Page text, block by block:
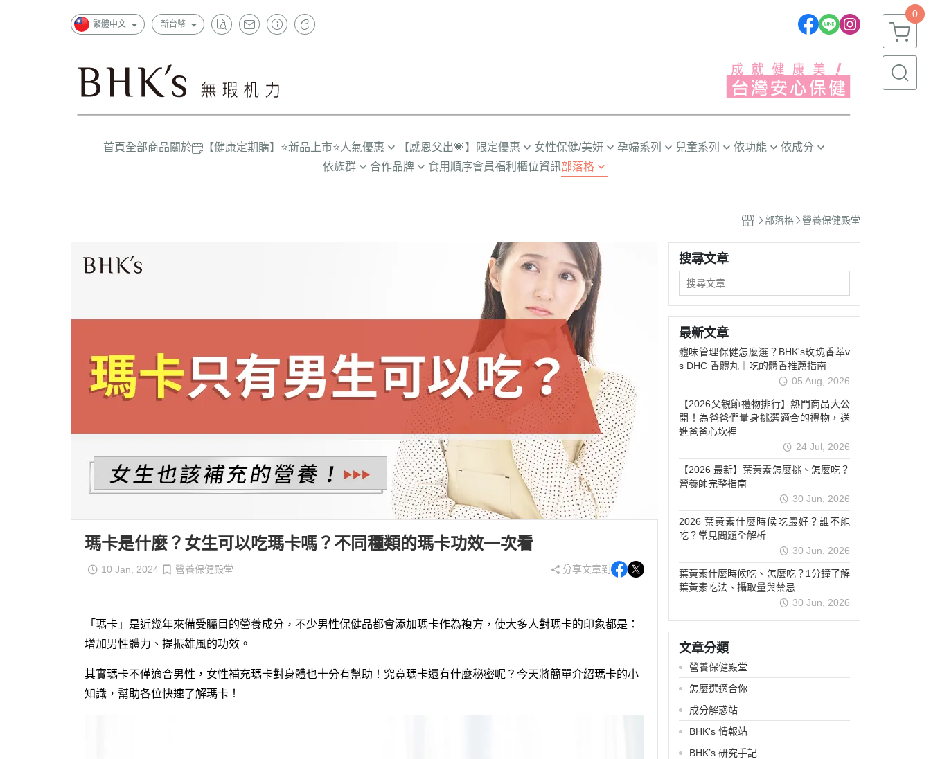
繁體中文 新台幣
0
首頁全部商品關於 【健康定期購】 ⭐新品上市⭐人氣優惠 【感恩父出💗】限定優惠 女性保健/美妍
熟齡舒適
透亮無瑕
彈潤美妍
青春守護
淨荳調理
豐盈烏黑
清新體香
孕婦系列
劉品言代言推薦❣️
孕中期
孕後期
產後/哺乳
兒童系列
大童(6~12歲)
青少年(12歲以上)
依功能
體質防護
幫助入睡
精神活力
關鍵靈活
活絡放鬆
青春美妍
私密呵護
窈窕代謝
送禮推薦
依成分
魚油/藻油(DHA/EPA)
蔓越莓/甘露糖
膠原蛋白
非變性膠原/葡萄糖胺
維他命(A/B/C/D/E)
礦物質(鈣/鐵/鎂/鋅)
依族群
樂齡養生
合作品牌 食用順序會員福利 櫃位資訊部落格
成分解惑站
BHK's 情報站
BHK’s 研究手記
部落格 營養保健殿堂
瑪卡是什麼？女生可以吃瑪卡嗎？不同種類的瑪卡功效一次看
10 Jan, 2024 營養保健殿堂 分享文章到
「瑪卡」是近幾年來備受矚目的營養成分，不少男性保健品都會添加瑪卡作為複方，使大多人對瑪卡的印象都是：
增加男性體力、提振雄風的功效。
其實瑪卡不僅適合男性，女性補充瑪卡對身體也十分有幫助！究竟瑪卡還有什麼秘密呢？今天將簡單介紹瑪卡的小
知識，幫助各位快速了解瑪卡！
搜尋文章
最新文章
體味管理保健怎麼選？BHK's玫瑰香萃v
s DHC 香體丸｜吃的體香推薦指南
05 Aug, 2026
【2026父親節禮物排行】熱門商品大公
開！為爸爸們量身挑選適合的禮物，送
進爸爸心坎裡
24 Jul, 2026
【2026 最新】葉黃素怎麼挑、怎麼吃？
營養師完整指南
30 Jun, 2026
2026 葉黃素什麼時候吃最好？誰不能
吃？常見問題全解析
30 Jun, 2026
葉黃素什麼時候吃、怎麼吃？1分鐘了解
葉黃素吃法、攝取量與禁忌
30 Jun, 2026
文章分類
營養保健殿堂
怎麼選適合你
成分解惑站
BHK's 情報站
BHK’s 研究手記